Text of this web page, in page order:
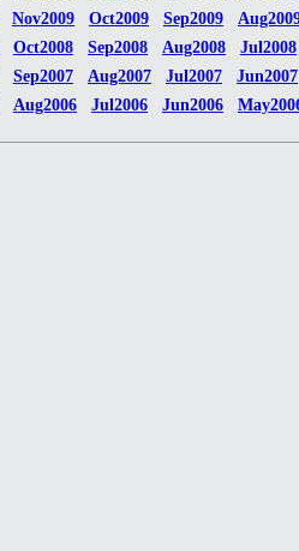
Nov2009 Oct2009 Sep2009
Oct2008 Sep2008 Aug2008
Jul2008
Sep2007 Aug2007 Jul2007
Jun2007
Aug2006 Jul2006 Jun2006